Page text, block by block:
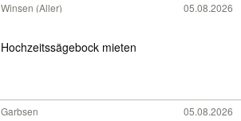
Winsen (Aller) 05.08.2026
Hochzeitssägebock mieten
Garbsen 05.08.2026